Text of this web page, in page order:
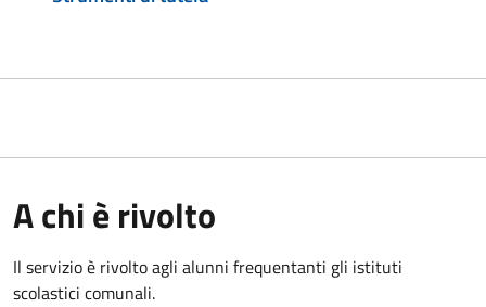
A chi è rivolto
Il servizio è rivolto agli alunni frequentanti gli istituti
scolastici comunali.